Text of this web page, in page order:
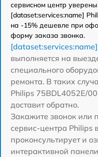
сервисном центр
[dataset:services:name]
на -15% дешевле при
форму заказа звонка.
выполняется на
специального
ремонта. В таких
Philips 75BDL4052E/
доставит обратно.
Закажите звонок или
сервис-центра Philips
проконсультирует и
интерактивной